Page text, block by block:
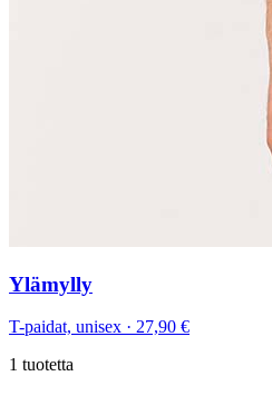
Ylämylly
T-paidat, unisex · 27,90 €
1 tuotetta